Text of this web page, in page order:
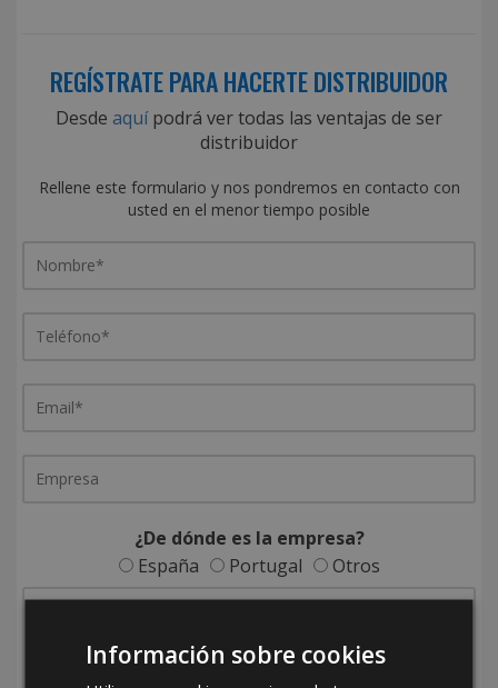
REGÍSTRATE PARA HACERTE DISTRIBUIDOR
Desde aquípodrá ver todas las ventajas de ser
distribuidor
Rellene este formulario y nos pondremos en contacto con
usted en el menor tiempo posible
¿De dónde es la empresa?
España
Portugal Otros
Información sobre cookies